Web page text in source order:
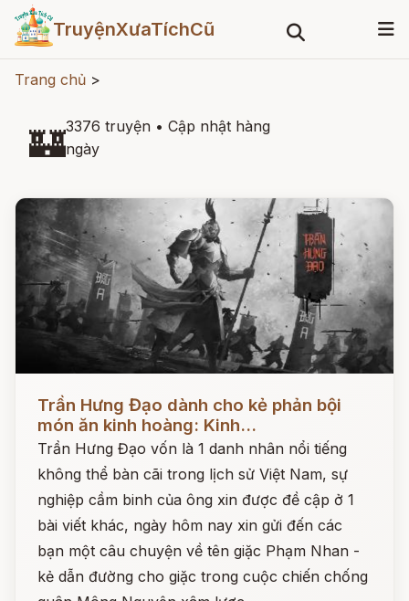
TruyệnXưaTíchCũ
Trang chủ >
🏰3376 truyện • Cập nhật hàng
ngày
Đọc ngay
Trần Hưng Đạo dành cho kẻ phản bội
món ăn kinh hoàng: Kinh...
Trần Hưng Đạo vốn là 1 danh nhân nổi tiếng
không thể bàn cãi trong lịch sử Việt Nam, sự
nghiệp cầm binh của ông xin được đề cập ở 1
bài viết khác, ngày hôm nay xin gửi đến các
bạn một câu chuyện về tên giặc Phạm Nhan -
kẻ dẫn đường cho giặc trong cuộc chiến chống